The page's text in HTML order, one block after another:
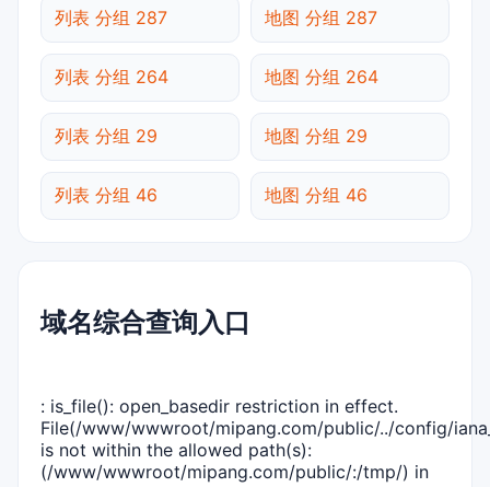
列表 分组 287 地图 分组 287
列表 分组 264 地图 分组 264
列表 分组 29 地图 分组 29
列表 分组 46 地图 分组 46
域名综合查询入口
: is_file(): open_basedir restriction in effect.
File(/www/wwwroot/mipang.com/public/../config/
is not within the allowed path(s):
(/www/wwwroot/mipang.com/public/:/tmp/) in